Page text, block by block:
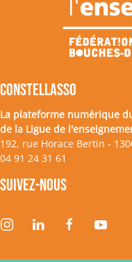
CONSTELLASSO
La plateforme numérique
de la Ligue de
192, rue Horace Bertin -
04 91 24 31 61
Suivez-nous